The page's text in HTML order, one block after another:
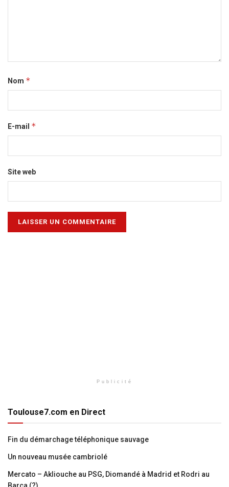
Nom *
E-mail *
Site web
Publicité
Toulouse7.com en Direct
Fin du démarchage téléphonique sauvage
Un nouveau musée cambriolé
Mercato – Akliouche au PSG, Diomandé à Madrid et Rodri au